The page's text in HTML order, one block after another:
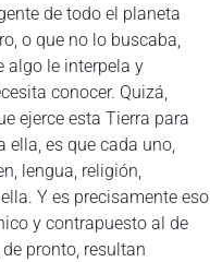
de todo el planeta
o que no lo buscaba,
algo le interpela y
conocer. Quizá,
ejerce esta Tierra para
ella, es que cada uno,
lengua, religión,
Y es precisamente eso
y contrapuesto al de
pronto, resultan